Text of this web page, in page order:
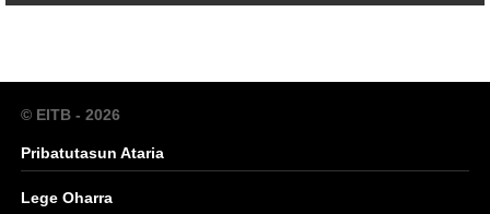
© EITB - 2026
Pribatutasun Ataria
Lege Oharra